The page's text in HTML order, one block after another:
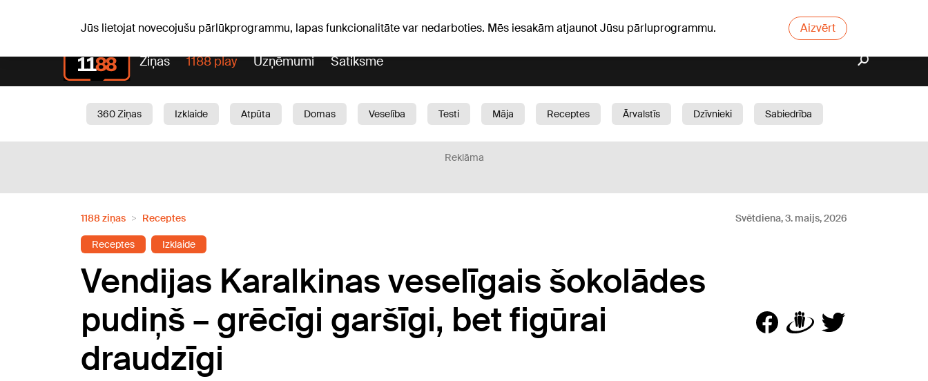
Jūs lietojat novecojušu pārlūkprogrammu, lapas funkcionalitāte var nedarboties. Mēs iesakām atjaunot Jūsu pārluprogrammu. Aizvērt
Ziņas 1188 play Uzņēmumi Satiksme
360 Ziņas Izklaide Atpūta Domas Veselība Testi Māja Receptes Ārvalstīs Dzīvnieki
Sabiedrība
Reklāma
1188 ziņas Receptes Svētdiena, 3. maijs, 2026
Receptes Izklaide
Vendijas Karalkinas veselīgais šokolādes
pudiņš – grēcīgi garšīgi, bet figūrai
draudzīgi